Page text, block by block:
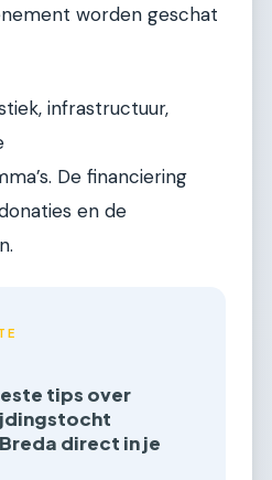
worden geschat
infrastructuur,
De financiering
en de
tips over
direct in je